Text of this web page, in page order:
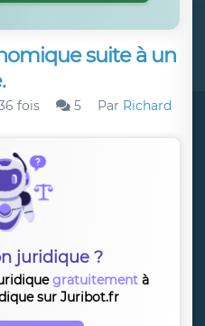
suite à un
fois 5 Par Richard
juridique ?
gratuitement à
sur Juribot.fr